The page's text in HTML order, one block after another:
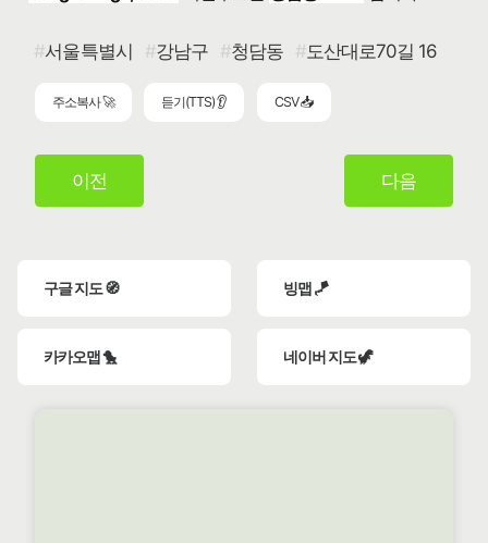
서울특별시 강남구 청담동 도산대로70길 16
주소복사 🚀 듣기(TTS) 👂 CSV 📥
이전 다음
구글 지도 🧭 빙맵 🪁
카카오맵 🐤 네이버 지도 🦖